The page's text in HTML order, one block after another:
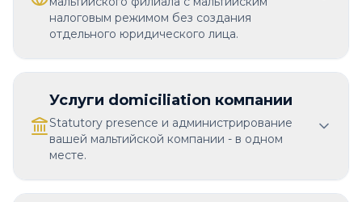
налоговым режимом без создания
отдельного юридического лица.
Услуги domiciliation компании
Statutory presence и администрирование
вашей мальтийской компании - в одном
месте.